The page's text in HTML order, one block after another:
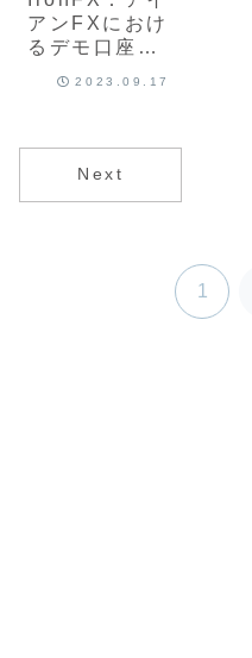
アンFXにおけ
るデモ口座は
版解説
2023.09.17
Next
1